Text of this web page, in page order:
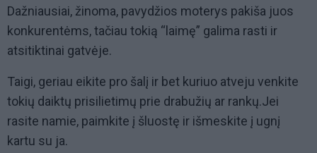
Dažniausiai, žinoma, pavydžios moterys pakiša juos
konkurentėms, tačiau tokią “laimę” galima rasti ir
atsitiktinai gatvėje.
Taigi, geriau eikite pro šalį ir bet kuriuo atveju venkite
tokių daiktų prisilietimų prie drabužių ar rankų.Jei
rasite namie, paimkite į šluostę ir išmeskite į ugnį
kartu su ja.